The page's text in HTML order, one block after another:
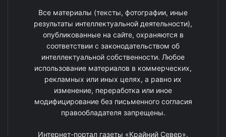
Все материалы (тексты, фотографии, иные
результаты интеллектуальной деятельности),
опубликованные на сайте, охраняются в
соответствии с законодательством об
интеллектуальной собственности. Любое
использование материалов в коммерческих,
рекламных или иных целях, а равно их
изменение, переработка или иное
модифицирование без письменного согласия
правообладателя запрещены.
Интернет-портал газеты «Крайний Север».